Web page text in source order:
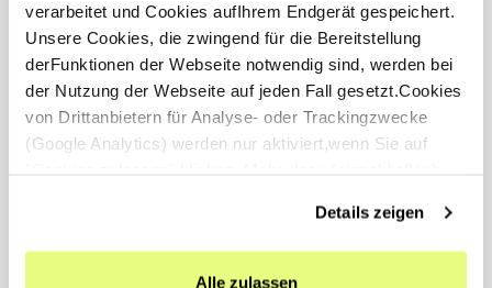
verarbeitet und Cookies aufIhrem Endgerät gespeichert.
Unsere Cookies, die zwingend für die Bereitstellung
derFunktionen der Webseite notwendig sind, werden bei
der Nutzung der Webseite auf jeden Fall gesetzt.Cookies
von Drittanbietern für Analyse- oder Trackingzwecke
(Google Analytics) werden nur aktiviert,wenn Sie auf
Datenschutzerklärung—
Impressum.
Details zeigen
Alle zulassen
- Make: Definition und Ausarbeitung
potenzieller Produkte und Geschäftsmodelle
- Invest: Screening und High-Level Due
Diligence potenzieller Startups
Entwicklung von Business Cases für die